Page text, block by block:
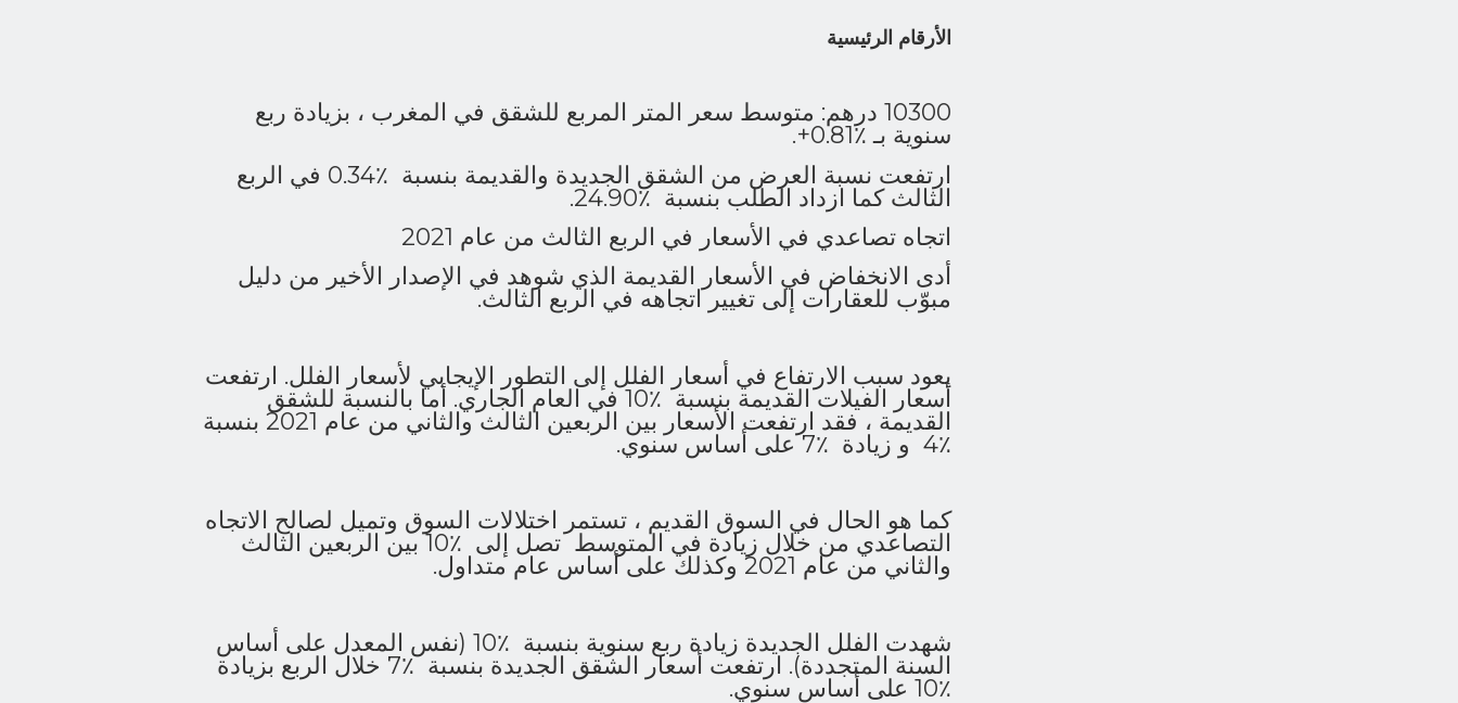
الأرقام الرئيسية
10300 درهم: متوسط ​​سعر المتر المربع للشقق في المغرب ، بزيادة ربع
سنوية بـ ٪0.81+.
ارتفعت نسبة العرض من الشقق الجديدة والقديمة بنسبة ٪0.34 في الربع
الثالث كما ازداد الطلب بنسبة ٪24.90.
اتجاه تصاعدي في الأسعار في الربع الثالث من عام 2021
أدى الانخفاض في الأسعار القديمة الذي شوهد في الإصدار الأخير من دليل
مبوّب للعقارات إلى تغيير اتجاهه في الربع الثالث.
يعود سبب الارتفاع في أسعار الفلل إلى التطور الإيجابي لأسعار الفلل. ارتفعت
أسعار الفيلات القديمة بنسبة ٪10 في العام الجاري. أما بالنسبة للشقق
القديمة ، فقد ارتفعت الأسعار بين الربعين الثالث والثاني من عام 2021 بنسبة
٪4 و زيادة ٪7 على أساس سنوي.
كما هو الحال في السوق القديم ، تستمر اختلالات السوق وتميل لصالح الاتجاه
التصاعدي من خلال زيادة في المتوسط تصل إلى ٪10 بين الربعين الثالث
والثاني من عام 2021 وكذلك على أساس عام متداول.
شهدت الفلل الجديدة زيادة ربع سنوية بنسبة ٪10 (نفس المعدل على أساس
السنة المتجددة). ارتفعت أسعار الشقق الجديدة بنسبة ٪7 خلال الربع بزيادة
٪10 على أساس سنوي.